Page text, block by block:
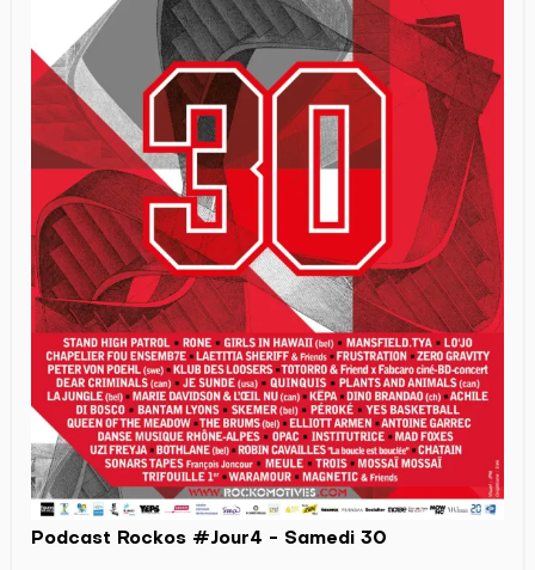
Podcast Rockos #Jour4 - Samedi 30